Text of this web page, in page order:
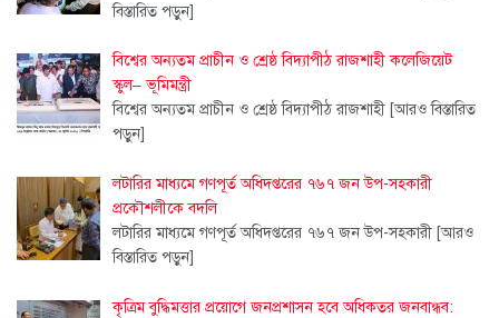
বিস্তারিত পড়ুন]
বিশ্বের অন্যতম প্রাচীন ও শ্রেষ্ঠ বিদ্যাপীঠ রাজশাহী কলেজিয়েট
স্কুল– ভূমিমন্ত্রী
বিশ্বের অন্যতম প্রাচীন ও শ্রেষ্ঠ বিদ্যাপীঠ রাজশাহী [আরও বিস্তারিত
পড়ুন]
লটারির মাধ্যমে গণপূর্ত অধিদপ্তরের ৭৬৭ জন উপ-সহকারী
প্রকৌশলীকে বদলি
লটারির মাধ্যমে গণপূর্ত অধিদপ্তরের ৭৬৭ জন উপ-সহকারী [আরও
বিস্তারিত পড়ুন]
কৃত্রিম বুদ্ধিমত্তার প্রয়োগে জনপ্রশাসন হবে অধিকতর জনবান্ধব: